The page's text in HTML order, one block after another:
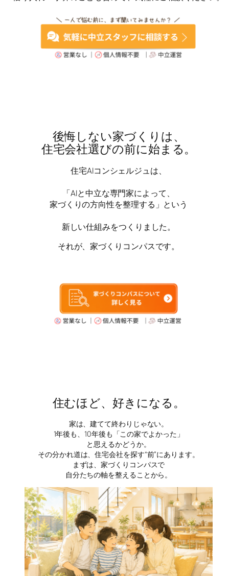
後悔しない家づくりは、
住宅会社選びの前に始まる。
住宅AIコンシェルジュは、
「AIと中立な専門家によって、
家づくりの方向性を整理する」という
新しい仕組みをつくりました。
それが、家づくりコンパスです。
住むほど、好きになる。
家は、建てて終わりじゃない。
1年後も、10年後も「この家でよかった」
と思えるかどうか。
その分かれ道は、住宅会社を探す“前”にあります。
まずは、家づくりコンパスで
自分たちの軸を整えることから。